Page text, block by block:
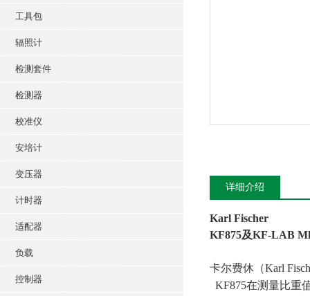
工具包
辐照计
检测套件
检测器
校准仪
安培计
变压器
计时器
适配器
负载
控制器
详细介绍
Karl Fischer
KF875及KF-LAB
卡尔费休（Karl
KF875在测量比重